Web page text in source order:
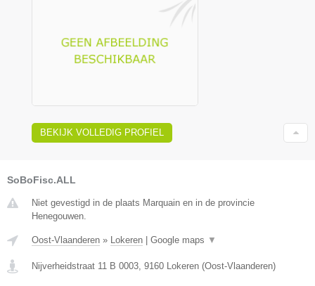
BEKIJK VOLLEDIG PROFIEL
SoBoFisc.ALL
Niet gevestigd in de plaats Marquain en in de provincie
Henegouwen.
Oost-Vlaanderen » Lokeren Google maps ▼
Nijverheidstraat 11 B 0003, 9160 Lokeren (Oost-Vlaanderen)